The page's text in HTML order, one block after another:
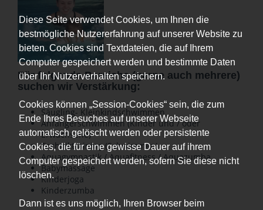
Diese Seite verwendet Cookies, um Ihnen die
bestmögliche Nutzererfahrung auf unserer Website zu
bieten. Cookies sind Textdateien, die auf Ihrem
Computer gespeichert werden und bestimmte Daten
über Ihr Nutzerverhalten speichern.
Cookies können „Session-Cookies“ sein, die zum
Ende Ihres Besuches auf unserer Webseite
automatisch gelöscht werden oder persistente
Cookies, die für eine gewisse Dauer auf ihrem
Computer gespeichert werden, sofern Sie diese nicht
löschen.
Dann ist es uns möglich, Ihren Browser beim
Für folgende Bereiche (gerne auch mehrere)
suchen wir Verstärkung:
Säugling- Kleinkindschwimmen
Anfängerschwimmen (Kinder und / oder
Erwachsene)
Techniktraining (Schwimmen)
Aquagymnastik / Aquafitness / Aquazumba
Babymassage
Kinderjoga
Kinderzumba